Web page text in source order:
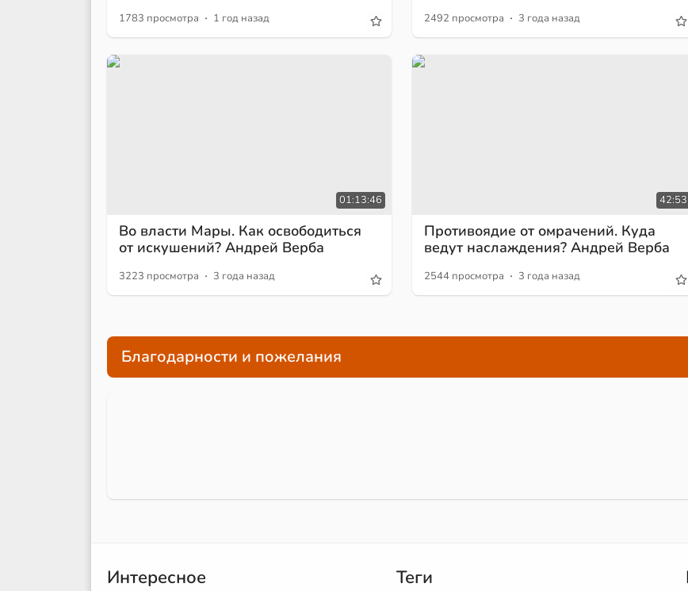
1783 просмотра · 1 год назад 2492 просмотра · 3 года назад
01:13:46
Во власти Мары. Как освободиться
от искушений? Андрей Верба
3223 просмотра · 3 года назад
42:53
Противоядие от омрачений. Куда
ведут наслаждения? Андрей Верба
2544 просмотра · 3 года назад
Благодарности и пожелания
Интересное Теги